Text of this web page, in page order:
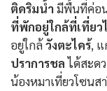
ติดริมน้ำมีพื้นที่ค่อ
ที่พักอยู่ใกล้ที่เที่ยว
อยู่ใกล้วังตะไคร้, แ
ปราการชลได้สะด
น้องหมาเที่ยวโซนส